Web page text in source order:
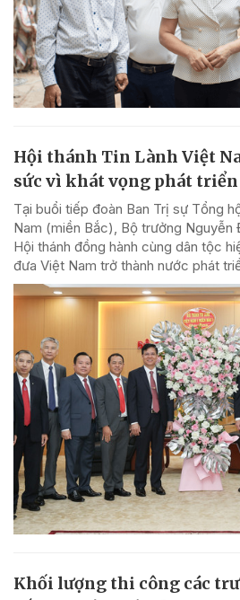
Hội thánh Tin Lành Việt
sức vì khát vọng phát triển
Tại buổi tiếp đoàn Ban Trị sự Tổng
Nam (miền Bắc), Bộ trưởng Nguyễn
Hội thánh đồng hành cùng dân tộc
đưa Việt Nam trở thành nước phát
Khối lượng thi công các